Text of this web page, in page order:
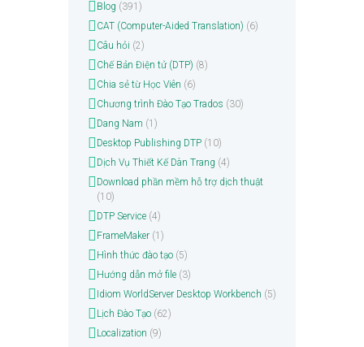
Blog (391)
CAT (Computer-Aided Translation) (6)
Câu hỏi (2)
Chế Bản Điện tử (DTP) (8)
Chia sẻ từ Học Viên (6)
Chương trình Đào Tạo Trados (30)
Dang Nam (1)
Desktop Publishing DTP(10)
Dịch Vụ Thiết Kế Dàn Trang (4)
Download phần mềm hỗ trợ dịch thuật
(10)
DTP Service(4)
FrameMaker(1)
Hình thức đào tạo(5)
Hướng dẫn mở file(3)
Idiom WorldServer Desktop Workbench (5)
Lịch Đào Tạo(62)
Localization (9)